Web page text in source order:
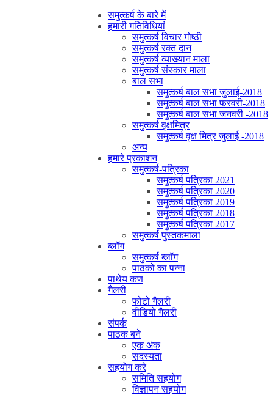
समुत्कर्ष के बारे में
हमारी गतिविधियां
समुत्कर्ष विचार गोष्ठी
समुत्कर्ष रक्त दान
समुत्कर्ष व्याख्यान माला
समुत्कर्ष संस्कार माला
बाल सभा
समुत्कर्ष बाल सभा जुलाई-2018
समुत्कर्ष बाल सभा फरवरी-2018
समुत्कर्ष बाल सभा जनवरी -2018
समुत्कर्ष वृक्षमित्र
समुत्कर्ष वृक्ष मित्र जुलाई -2018
अन्य
हमारे प्रकाशन
समुत्कर्ष-पत्रिका
समुत्कर्ष पत्रिका 2021
समुत्कर्ष पत्रिका 2020
समुत्कर्ष पत्रिका 2019
समुत्कर्ष पत्रिका 2018
समुत्कर्ष पत्रिका 2017
समुत्कर्ष पुस्तकमाला
ब्लॉग
समुत्कर्ष ब्लॉग
पाठकों का पन्ना
पाथेय कण
गैलरी
फोटो गैलरी
वीडियो गैलरी
संपर्क
पाठक बने
एक अंक
सदस्यता
सहयोग करे
समिति सहयोग
विज्ञापन सहयोग